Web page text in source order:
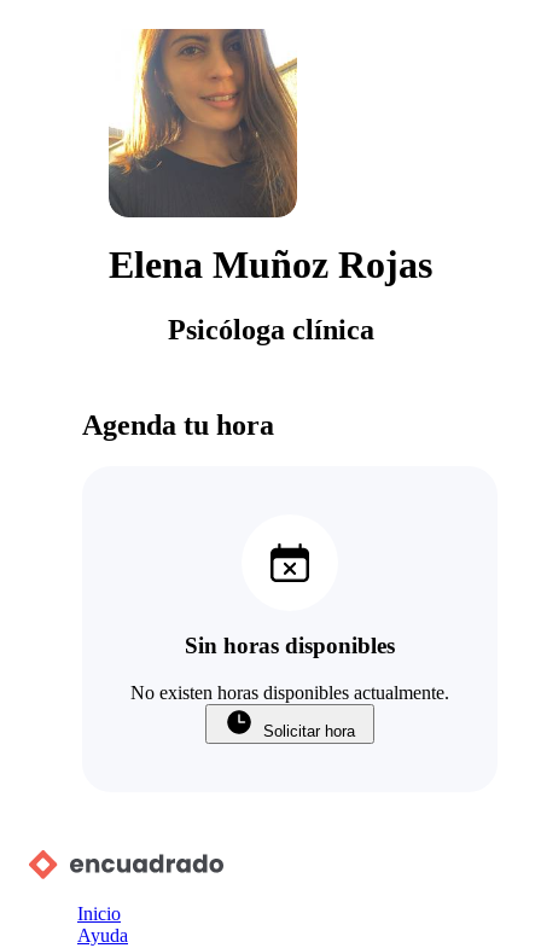
Elena Muñoz Rojas
Psicóloga clínica
Agenda tu hora
Sin horas disponibles
No existen horas disponibles actualmente.
Solicitar hora
Inicio
Ayuda